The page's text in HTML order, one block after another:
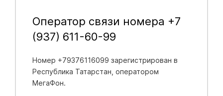
Оператор связи номера +7
(937) 611-60-99
Номер +79376116099 зарегистрирован в
Республика Татарстан , оператором
МегаФон.